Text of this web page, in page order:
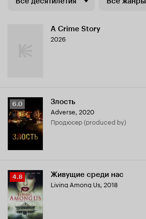
A Crime Story
2026
Рейтинг
Кинопоиска
6.0
6.0 Злость
Adverse, 2020
продюсер (produced by)
Рейтинг
Кинопоиска
4.8
4.8 Живущие среди нас
Living Among Us, 2018